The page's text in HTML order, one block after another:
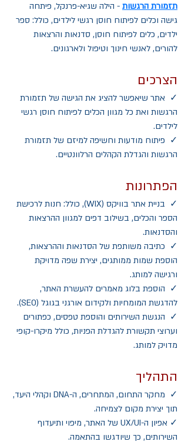
תזמורת הרגשות - הילה שגיא-פרנקל, פיתחה
גישה וכלים לפיתוח חוסן רגשי לילדים, כולל: ספר
ילדים, כלים לפיתוח חוסן, סדנאות והרצאות
להורים, לאנשי חינוך וטיפול ולארגונים.
הצרכים
✓  אתר שיאפשר להציג את הגישה של תזמורת
הרגשות ואת כל מגוון הכלים לפיתוח חוסן רגשי
לילדים.
✓  פיתוח מודעות וחשיפה למיזם של תזמורת
הרגשות והגדלת הקהלים הרלוונטיים.
הפתרונות
✓  בניית אתר בוויקס (WIX), כולל: חנות לרכישת
הספר והכלים, בשילוב דפים למגוון ההרצאות
והסדנאות.
✓  כתיבה משותפת של הסדנאות וההרצאות,
הוספת שמות ממותגים, יצירת שפה מדויקת
ורגישה למותג.
✓  הוספת בלוג מאמרים להעשרת האתר,
להדגשת המומחיות ולקידום אורגני בגוגל (SEO).
✓  הנגשת השירותים והוספת טפסים, כפתורים
וערוצי תקשורת להגדלת הפניות, כולל מיקרו-קופי
מדויק למותג.
התהליך
✓  מחקר התחום, המתחרים, ה-DNA וקהלי היעד,
תוך יצירת מקום לצמיחה.
✓ אפיון ה-UX/UI של האתר, מיפוי ותיעדוף
השירותים, כך שיודגשו בהתאמה.